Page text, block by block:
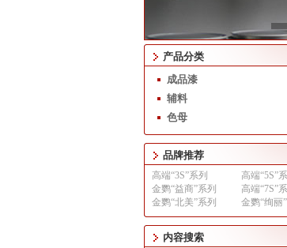
产品分类
成品漆
辅料
色母
品牌推荐
高端“3S”系列
高端“5S”
金鹦“益商”系列
高端“7S”
金鹦“北美”系列
金鹦“绚丽
内容搜索